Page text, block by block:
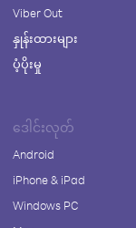
Viber Out
နှုန်းထားများ
ပံ့ပိုးမှု
ဒေါင်းလုတ်
Android
iPhone & iPad
Windows PC